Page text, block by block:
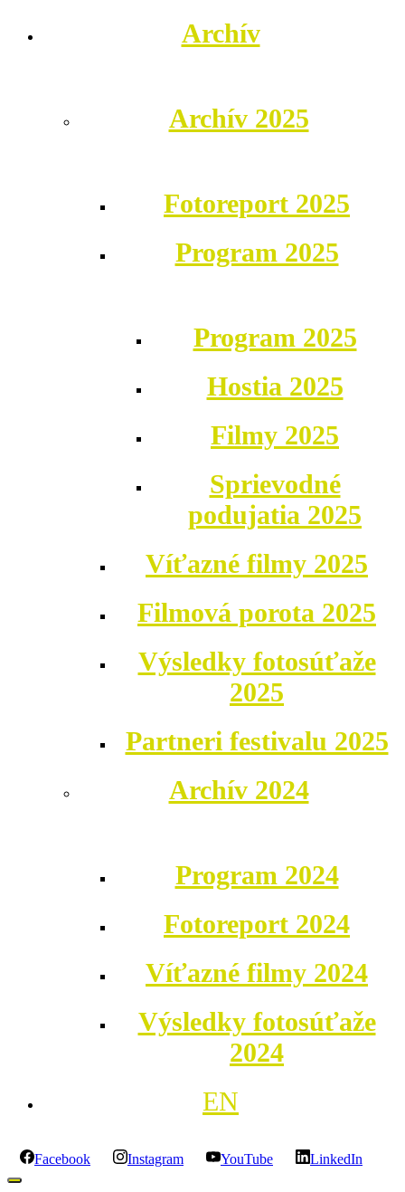
Archív
Archív 2025
Fotoreport 2025
Program 2025
Program 2025
Hostia 2025
Filmy 2025
Sprievodné
podujatia 2025
Víťazné filmy 2025
Filmová porota 2025
Výsledky fotosúťaže
2025
Partneri festivalu 2025
Archív 2024
Program 2024
Fotoreport 2024
Víťazné filmy 2024
Výsledky fotosúťaže
2024
EN
Facebook Instagram YouTube LinkedIn